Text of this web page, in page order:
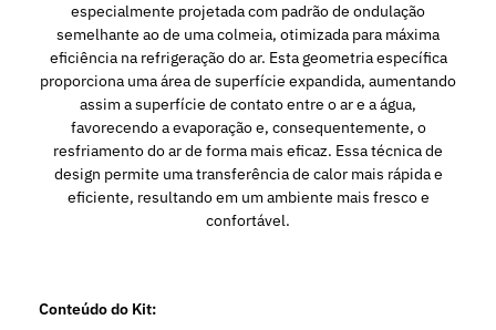
especialmente projetada com padrão de ondulação
semelhante ao de uma colmeia, otimizada para máxima
eficiência na refrigeração do ar. Esta geometria específica
proporciona uma área de superfície expandida, aumentando
assim a superfície de contato entre o ar e a água,
favorecendo a evaporação e, consequentemente, o
resfriamento do ar de forma mais eficaz. Essa técnica de
design permite uma transferência de calor mais rápida e
eficiente, resultando em um ambiente mais fresco e
confortável.
Conteúdo do Kit: